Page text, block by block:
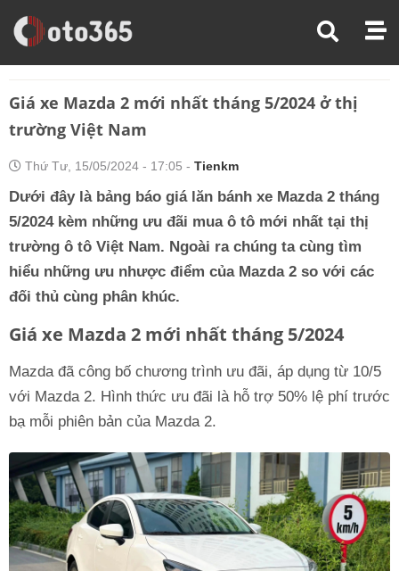
Trang Chủ
Thị Trường Xe
Giá xe Mazda 2 mới nhất tháng 5/2024 ở thị
trường Việt Nam
Thứ Tư, 15/05/2024 - 17:05 - Tienkm
Dưới đây là bảng báo giá lăn bánh xe Mazda 2 tháng
5/2024 kèm những ưu đãi mua ô tô mới nhất tại thị
trường ô tô Việt Nam. Ngoài ra chúng ta cùng tìm
hiểu những ưu nhược điểm của Mazda 2 so với các
đối thủ cùng phân khúc.
Giá xe Mazda 2 mới nhất tháng 5/2024
Mazda đã công bố chương trình ưu đãi, áp dụng từ 10/5
với Mazda 2. Hình thức ưu đãi là hỗ trợ 50% lệ phí trước
bạ mỗi phiên bản của Mazda 2.